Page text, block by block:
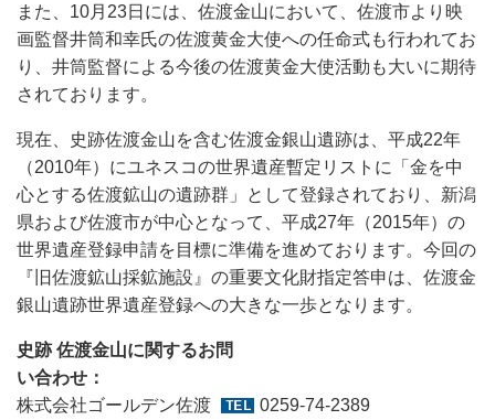
また、10月23日には、佐渡金山において、佐渡市より映
画監督井筒和幸氏の佐渡黄金大使への任命式も行われてお
り、井筒監督による今後の佐渡黄金大使活動も大いに期待
されております。
現在、史跡佐渡金山を含む佐渡金銀山遺跡は、平成22年
（2010年）にユネスコの世界遺産暫定リストに「金を中
心とする佐渡鉱山の遺跡群」として登録されており、新潟
県および佐渡市が中心となって、平成27年（2015年）の
世界遺産登録申請を目標に準備を進めております。今回の
『旧佐渡鉱山採鉱施設』の重要文化財指定答申は、佐渡金
銀山遺跡世界遺産登録への大きな一歩となります。
史跡 佐渡金山に関するお問
い合わせ
株式会社ゴールデン佐渡
0259-74-2389